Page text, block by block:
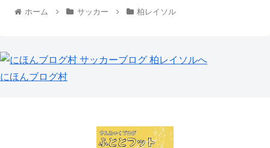
ホーム サッカー 柏レイソル
にほんブログ村